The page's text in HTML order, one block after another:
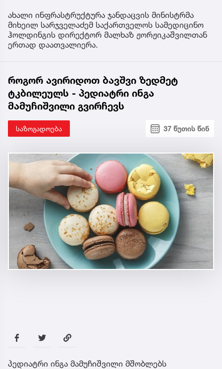
ახალი ინფრასტრუქტურა ჯანდაცვის მინისტრმა
მიხეილ სარჯველაძემ საქართველოს სამედიცინო
ჰოლდინგის დირექტორ მალხაზ ჟორჟიკაშვილთან
ერთად დაათვალიერა.
როგორ ავირიდოთ ბავშვი ზედმეტ
ტკბილეულს - პედიატრი ინგა
მამუჩიშვილი გვირჩევს
საზოგადოება 37 წუთის წინ
პედიატრი ინგა მამუჩიშვილი მშობლებს